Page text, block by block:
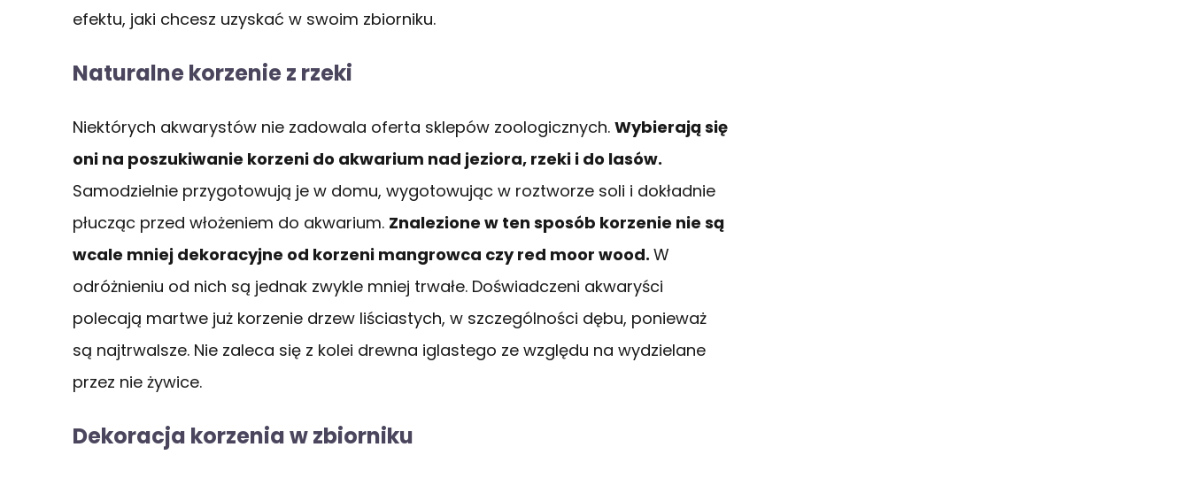
efektu, jaki chcesz uzyskać w swoim zbiorniku.
Naturalne korzenie z rzeki
Niektórych akwarystów nie zadowala oferta sklepów zoologicznych. Wybierają się
oni na poszukiwanie korzeni do akwarium nad jeziora, rzeki i do lasów.
Samodzielnie przygotowują je w domu, wygotowując w roztworze soli i dokładnie
płucząc przed włożeniem do akwarium. Znalezione w ten sposób korzenie nie są
wcale mniej dekoracyjne od korzeni mangrowca czy red moor wood. W
odróżnieniu od nich są jednak zwykle mniej trwałe. Doświadczeni akwaryści
polecają martwe już korzenie drzew liściastych, w szczególności dębu, ponieważ
są najtrwalsze. Nie zaleca się z kolei drewna iglastego ze względu na wydzielane
przez nie żywice.
Dekoracja korzenia w zbiorniku